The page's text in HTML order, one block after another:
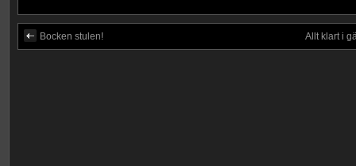
Bocken stulen! Allt klart i